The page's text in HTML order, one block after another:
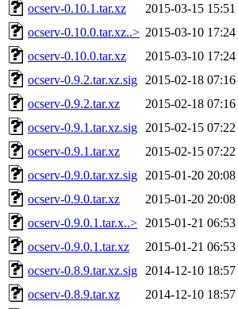
ocserv-0.10.1.tar.xz
2015-03-15 15:51
ocserv-0.10.0.tar.xz..> 2015-03-10 17:24
ocserv-0.10.0.tar.xz
2015-03-10 17:24
ocserv-0.9.2.tar.xz.sig
2015-02-18 07:16
ocserv-0.9.2.tar.xz
2015-02-18 07:16
ocserv-0.9.1.tar.xz.sig
2015-02-15 07:22
ocserv-0.9.1.tar.xz
2015-02-15 07:22
ocserv-0.9.0.tar.xz.sig
2015-01-20 20:08
ocserv-0.9.0.tar.xz
2015-01-20 20:08
ocserv-0.9.0.1.tar.x..>
2015-01-21 06:53
ocserv-0.9.0.1.tar.xz
2015-01-21 06:53
ocserv-0.8.9.tar.xz.sig
2014-12-10 18:57
ocserv-0.8.9.tar.xz
2014-12-10 18:57